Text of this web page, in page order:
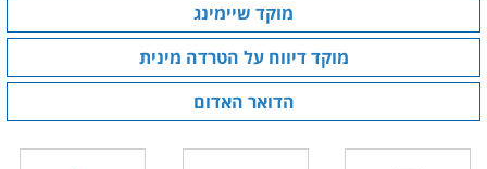
מוקד שיימינג
מוקד דיווח על הטרדה מינית
הדואר האדום